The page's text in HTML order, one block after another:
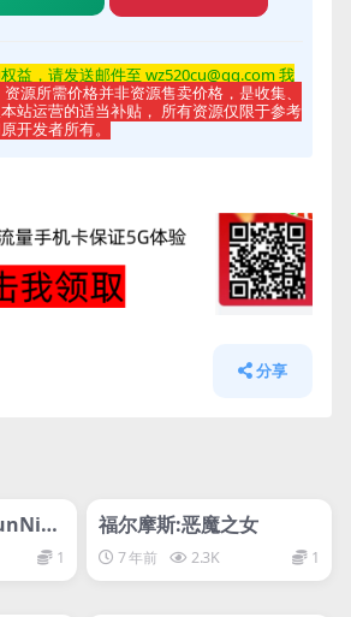
益，请发送邮件至 wz520cu@qq.com 我
资源所需价格并非资源售卖价格，是收集、
站运营的适当补贴， 所有资源仅限于参考
开发者所有。
分享
svip专属
1
福尔摩斯:恶魔之女
7 年前 2.3K 1